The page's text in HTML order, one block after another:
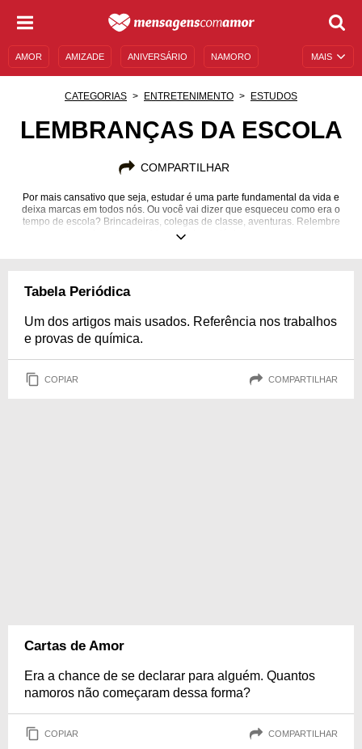
MAIS
AMOR AMIZADE ANIVERSÁRIO NAMORO
CATEGORIAS ENTRETENIMENTO ESTUDOS
LEMBRANÇAS DA ESCOLA
COMPARTILHAR
Por mais cansativo que seja, estudar é uma parte fundamental da vida e
deixa marcas em todos nós. Ou você vai dizer que esqueceu como era o
tempo de escola? Brincadeiras, colegas de classe, aventuras. Relembre
um pouco dessa fase da sua vida com alguns tópicos que separamos para
Tabela Periódica
Um dos artigos mais usados. Referência nos trabalhos
e provas de química.
COPIAR COMPARTILHAR
Cartas de Amor
Era a chance de se declarar para alguém. Quantos
namoros não começaram dessa forma?
COPIAR COMPARTILHAR